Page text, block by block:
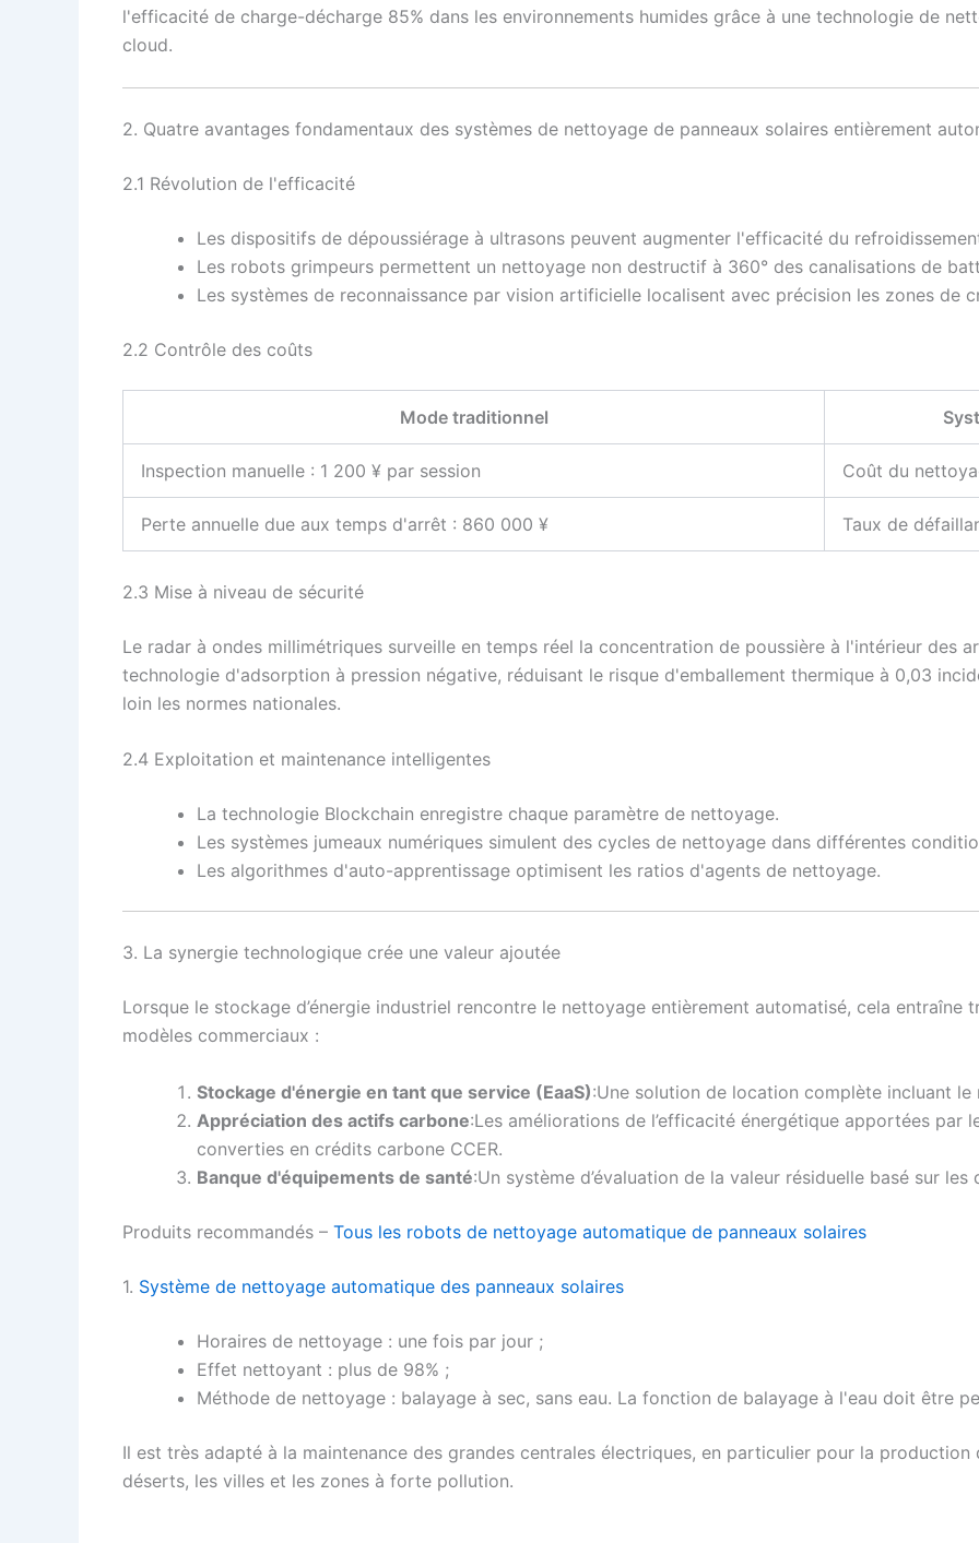
l'efficacité de charge-décharge 85% dans les environnements humides grâce à une technologie de
cloud.
2. Quatre avantages fondamentaux des systèmes de nettoyage de panneaux solaires entièrement
2.1 Révolution de l'efficacité
Les dispositifs de dépoussiérage à ultrasons peuvent augmenter l'efficacité du
Les robots grimpeurs permettent un nettoyage non destructif à 360° des canalisations de
Les systèmes de reconnaissance par vision artificielle localisent avec précision les zones de
2.2 Contrôle des coûts
Mode traditionnel
Inspection manuelle : 1 200 ¥ par session Coût du
Perte annuelle due aux temps d'arrêt : 860 000 ¥ Taux de
2.3 Mise à niveau de sécurité
Le radar à ondes millimétriques surveille en temps réel la concentration de poussière à l'intérieur des
technologie d'adsorption à pression négative, réduisant le risque d'emballement thermique à 0,03
loin les normes nationales.
2.4 Exploitation et maintenance intelligentes
La technologie Blockchain enregistre chaque paramètre de nettoyage.
Les systèmes jumeaux numériques simulent des cycles de nettoyage dans différentes
Les algorithmes d'auto-apprentissage optimisent les ratios d'agents de nettoyage.
3. La synergie technologique crée une valeur ajoutée
Lorsque le stockage d’énergie industriel rencontre le nettoyage entièrement automatisé, cela entraîne
modèles commerciaux :
Stockage d'énergie en tant que service (EaaS):Une solution de location complète incluant
Appréciation des actifs carbone:Les améliorations de l’efficacité énergétique apportées par
converties en crédits carbone CCER.
Banque d'équipements de santé:Un système d’évaluation de la valeur résiduelle basé sur
Produits recommandés – Tous les robots de nettoyage automatique de panneaux solaires
1. Système de nettoyage automatique des panneaux solaires
Horaires de nettoyage : une fois par jour ;
Effet nettoyant : plus de 98% ;
Méthode de nettoyage : balayage à sec, sans eau. La fonction de balayage à l'eau doit être
Il est très adapté à la maintenance des grandes centrales électriques, en particulier pour la
déserts, les villes et les zones à forte pollution.